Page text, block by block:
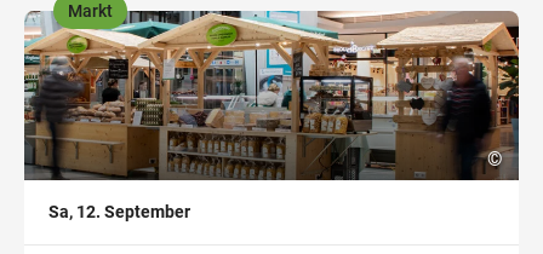
,
©
Markt
Sa, 12. September